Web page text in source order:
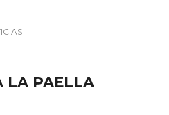
LA PAELLA